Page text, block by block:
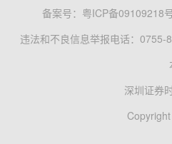
备案号： 粤ICP备09109218
违法和不良信息举报电话：0755-
深圳证券